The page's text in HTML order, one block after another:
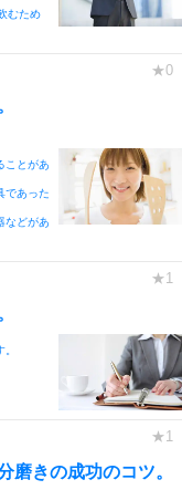
むため
ことがあ
であった
などがあ
磨きの成功のコツ。